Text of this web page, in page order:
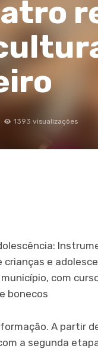
1393 visualizações
e
com
bonecos
A partir
a segunda